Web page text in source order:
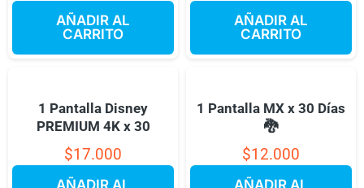
AÑADIR AL
CARRITO
AÑADIR AL
CARRITO
1 Pantalla Disney
PREMIUM 4K x 30
$17.000
AÑADIR AL
1 Pantalla MX x 30 Días
🐉
$12.000
AÑADIR AL